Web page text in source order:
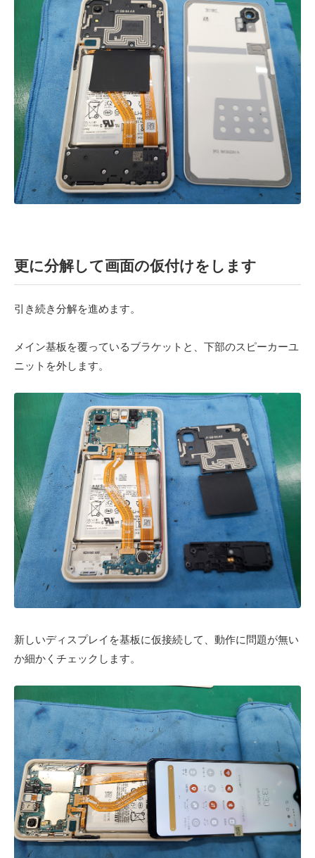
更に分解して画面の仮付けをします
引き続き分解を進めます。
メイン基板を覆っているブラケットと、下部のスピーカーユ
ニットを外します。
新しいディスプレイを基板に仮接続して、動作に問題が無い
か細かくチェックします。